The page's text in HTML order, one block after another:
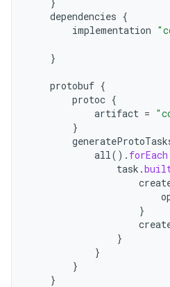
dependencies {
implementation
}
protobuf {
protoc {
artifact =
}
all(). forEach
task .
}
}
}
}
}